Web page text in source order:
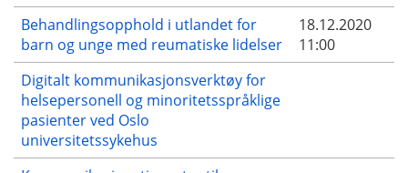
Behandlingsopphold i utlandet for
barn og unge med reumatiske lidelser
18.12.2020
11:00
Digitalt kommunikasjonsverktøy for
helsepersonell og minoritetsspråklige
pasienter ved Oslo
universitetssykehus